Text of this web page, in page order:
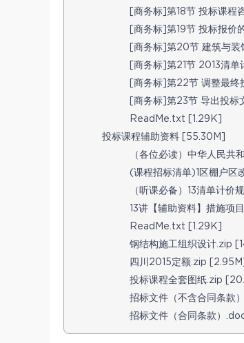
[商务标]第18节 投标课
[商务标]第19节 投标报
[商务标]第20节 建筑与装
[商务标]第21节 2013清
[商务标]第22节 调整最终
[商务标]第23节 导出投
ReadMe.txt [1.29K]
投标课程辅助资料 [55.30M]
（各位必读）中华人民
(课程招标清单)1区棚户区
（听课必备）13清单计价
13讲【辅助资料】措施项
ReadMe.txt [1.29K]
钢结构施工组织设计.zip
四川2015定额.zip [2.95M]
投标课程全套图纸.zip
招标文件（不含合同条款
招标文件（合同条款）